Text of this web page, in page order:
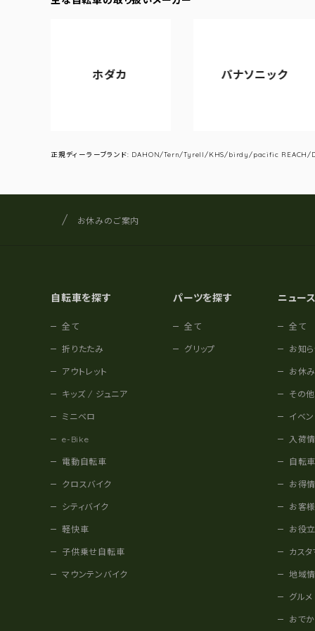
パナソニック
正規ディーラーブランド: DAHON/Tern/Tyrell/KHS/birdy/pacific
サイト内の現在地
サイクルショップナカゴヤ
お休みのご案内
自転車を探す
全て
折りたたみ
アウトレット
キッズ / ジュニア
ミニベロ
e-Bike
電動自転車
クロスバイク
シティバイク
軽快車
子供乗せ自転車
マウンテンバイク
パーツを探す
全て
グリップ
ニュー
全て
お知
お休
その
イベン
入荷
自転
お得
お客様
お役
カス
地域
グルメ
おで